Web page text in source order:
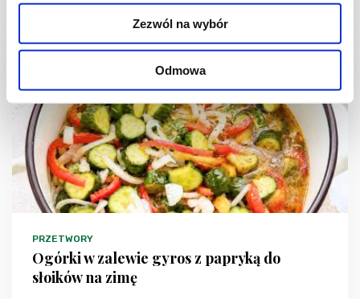
Zezwól na wybór
Odmowa
PRZETWORY
Ogórki w zalewie gyros z papryką do
słoików na zimę